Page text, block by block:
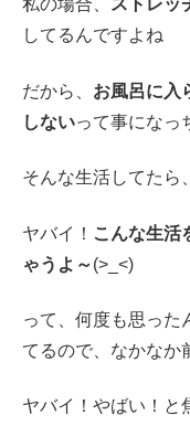
私の場合、
ストレッ
してるんですよね
だから、 お風呂に入
しないって事になっ
そんな生活してたら
ヤバイ！ こんな生活
ゃうよ～(>_<)
って、何度も思った
てるので、なかなか
ヤバイ！やばい！と